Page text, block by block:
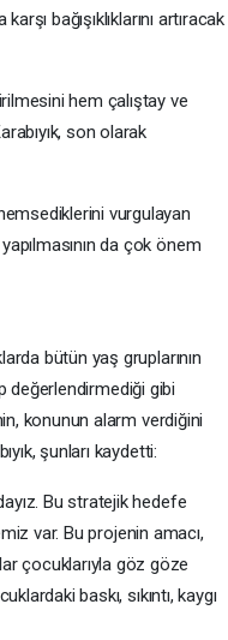
bağışıklıklarını artıracak
hem çalıştay ve
son olarak
vurgulayan
da çok önem
bütün yaş gruplarının
değerlendirmediği gibi
konunun alarm verdiğini
şunları kaydetti:
Bu stratejik hedefe
var. Bu projenin amacı,
çocuklarıyla göz göze
baskı, sıkıntı, kaygı